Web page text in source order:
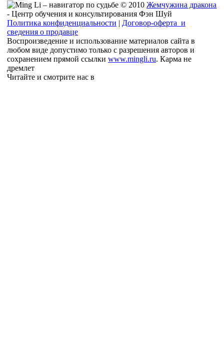
© 2010 Жемчужина дракона
- Центр обучения и консультирования Фэн Шуй
Политика конфиденциальности | Договор-оферта и
сведения о продавце
Воспроизведение и использование материалов сайта в
любом виде допустимо только с разрешения авторов и
сохранением прямой ссылки www.mingli.ru. Карма не
дремлет
Читайте и смотрите нас в